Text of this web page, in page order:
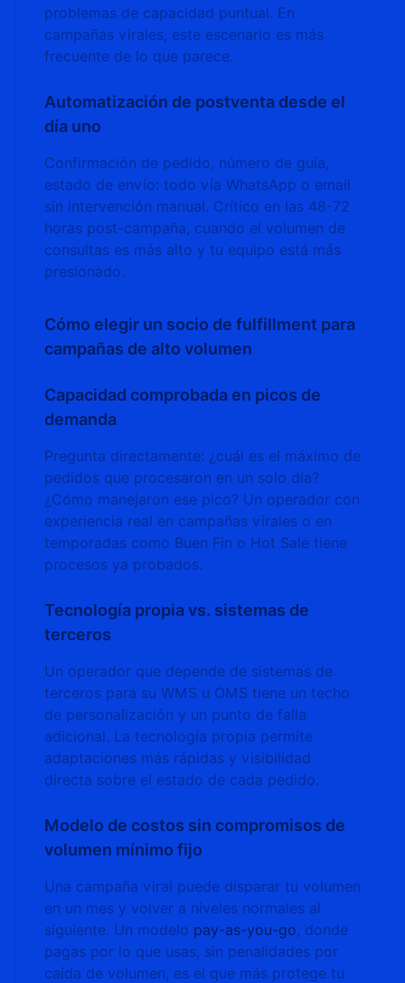
problemas de capacidad puntual. En
campañas virales, este escenario es más
frecuente de lo que parece.
Automatización de postventa desde el
día uno
Confirmación de pedido, número de guía,
estado de envío: todo vía WhatsApp o email
sin intervención manual. Crítico en las 48-72
horas post-campaña, cuando el volumen de
consultas es más alto y tu equipo está más
presionado.
Cómo elegir un socio de fulfillment para
campañas de alto volumen
Capacidad comprobada en picos de
demanda
Pregunta directamente: ¿cuál es el máximo de
pedidos que procesaron en un solo día?
¿Cómo manejaron ese pico? Un operador con
experiencia real en campañas virales o en
temporadas como Buen Fin o Hot Sale tiene
procesos ya probados.
Tecnología propia vs. sistemas de
terceros
Un operador que depende de sistemas de
terceros para su WMS u OMS tiene un techo
de personalización y un punto de falla
adicional. La tecnología propia permite
adaptaciones más rápidas y visibilidad
directa sobre el estado de cada pedido.
Modelo de costos sin compromisos de
volumen mínimo fijo
Una campaña viral puede disparar tu volumen
en un mes y volver a niveles normales al
siguiente. Un modelo pay-as-you-go, donde
pagas por lo que usas, sin penalidades por
caída de volumen, es el que más protege tu